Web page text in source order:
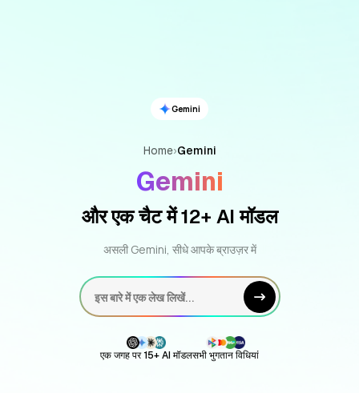
Gemini
Home›Gemini
Gemini
और एक चैट में 12+ AI मॉडल
असली Gemini, सीधे आपके ब्राउज़र में
इस बारे में एक लेख लिखें...
एक जगह पर 15+ AI मॉडलसभी भुगतान विधियां